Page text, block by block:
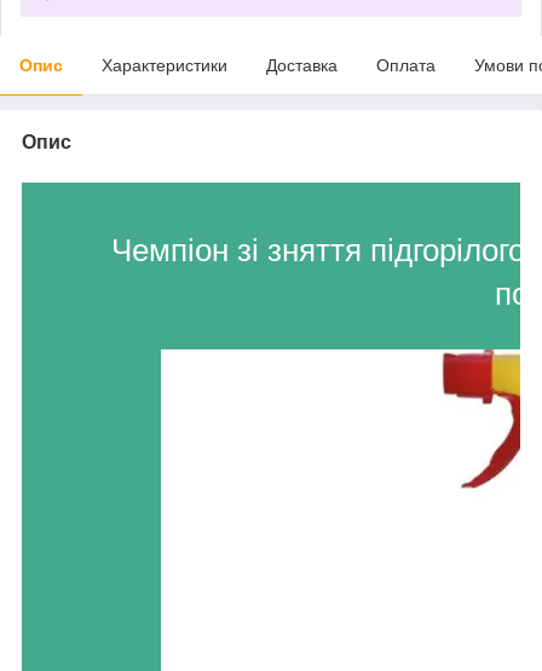
Опис Характеристики Доставка Оплата Умови
Опис
Чемпіон зі зняття